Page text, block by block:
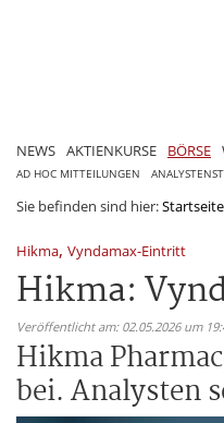
NEWS AKTIENKURSE BÖRSE
AD HOC MITTEILUNGEN
Sie befinden sind hier:Startseite
Hikma, Vyndamax-Eintritt
Hikma:
Veröffentlicht am: 02.05.2026 um
Hikma
bei. Analysten